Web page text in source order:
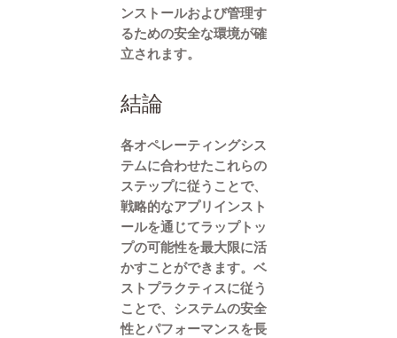
ンストールおよび管理す
るための安全な環境が確
立されます。
結論
各オペレーティングシス
テムに合わせたこれらの
ステップに従うことで、
戦略的なアプリインスト
ールを通じてラップトッ
プの可能性を最大限に活
かすことができます。ベ
ストプラクティスに従う
ことで、システムの安全
性とパフォーマンスを長